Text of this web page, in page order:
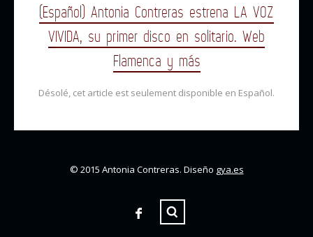
(Español) Antonia Contreras estrena LA VOZ
VIVIDA, su primer disco en solitario. Web
Flamenca y más
Désolé, cet article est seulement disponible en Español.
© 2015 Antonia Contreras. Diseño gya.es